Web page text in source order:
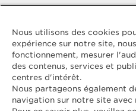
Politique de protection des
Contactez
ELLE & VIRE
Pour toute question ou demande
Nous utilisons des cookies
expérience sur notre site,
fonctionnement, mesurer
des contenus, services et
centres d'intérêt.
Nous partageons également
navigation sur notre site avec